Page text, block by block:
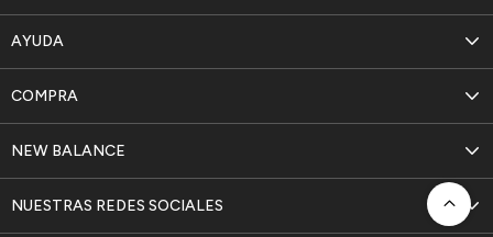
AYUDA
NEW BALANCE
COMPRA
NUESTRAS REDES SOCIALES